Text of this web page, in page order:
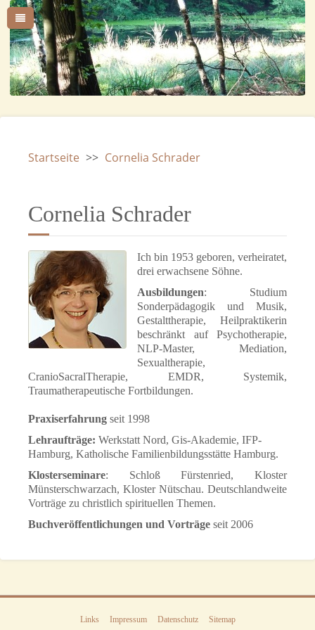
Startseite >> Cornelia Schrader
Cornelia Schrader
Ich bin 1953 geboren, verheiratet,
drei erwachsene Söhne.
Ausbildungen: Studium
Sonderpädagogik und Musik,
Gestalttherapie, Heilpraktikerin
beschränkt auf Psychotherapie,
NLP-Master, Mediation,
Sexualtherapie,
CranioSacralTherapie, EMDR, Systemik,
Traumatherapeutische Fortbildungen.
Praxiserfahrung seit 1998
Lehraufträge: Werkstatt Nord, Gis-Akademie, IFP-
Hamburg, Katholische Familienbildungsstätte Hamburg.
Klosterseminare: Schloß Fürstenried, Kloster
Münsterschwarzach, Kloster Nütschau. Deutschlandweite
Vorträge zu christlich spirituellen Themen.
Buchveröffentlichungen und Vorträge seit 2006
Links Impressum Datenschutz Sitemap